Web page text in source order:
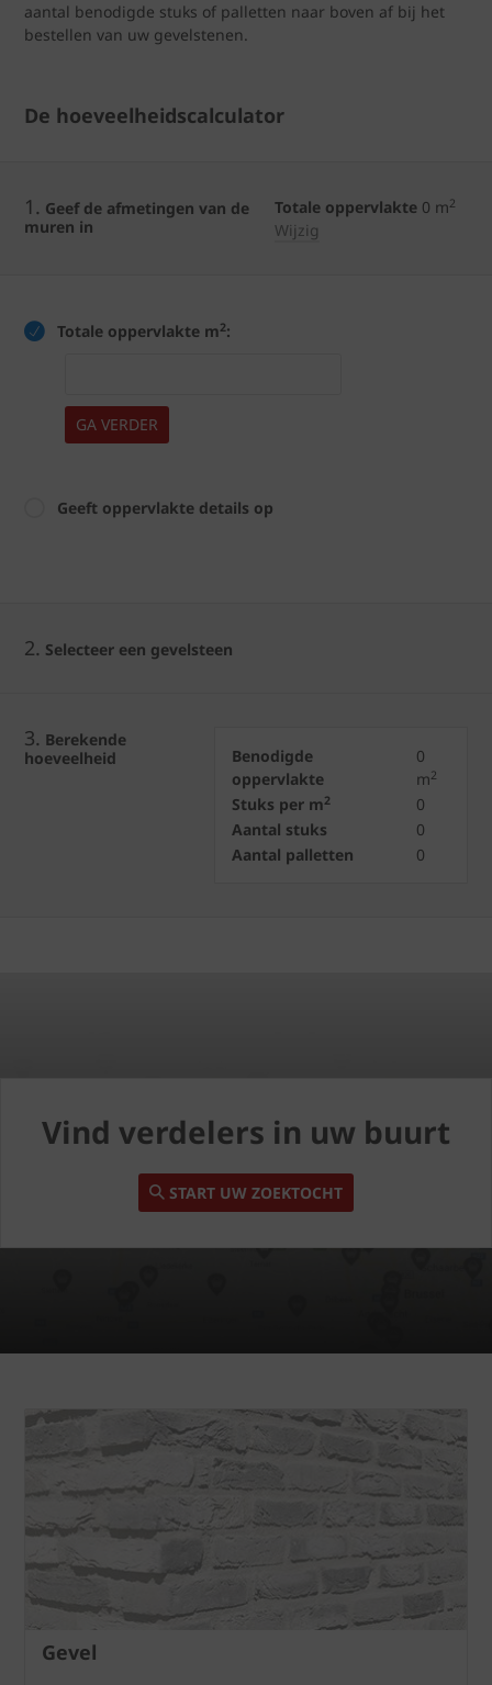
aantal benodigde stuks of palletten naar boven af bij het
bestellen van uw gevelstenen.
De hoeveelheidscalculator
1. Geef de afmetingen van de
muren in
Totale oppervlakte 0 m2
Wijzig
Totale oppervlakte m2:
GA VERDER
Geeft oppervlakte details op
2. Selecteer een gevelsteen
3. Berekende
hoeveelheid
Benodigde
oppervlakte
0
m2
Stuks per m2
0
Aantal stuks
0
Aantal palletten
0
Vind verdelers in uw buurt
START UW ZOEKTOCHT
Gevel